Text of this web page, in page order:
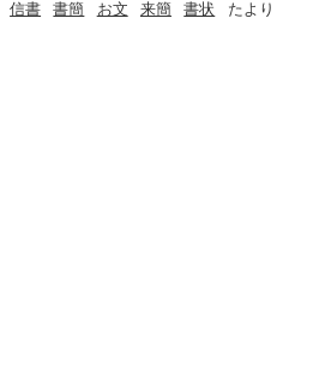
信書 書簡 お文 来簡 書状
たより